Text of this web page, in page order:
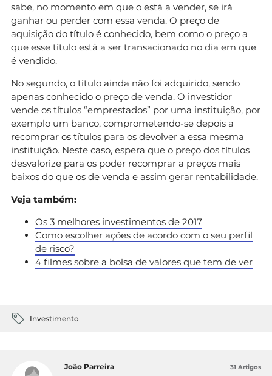
sabe, no momento em que o está a vender, se irá
ganhar ou perder com essa venda. O preço de
aquisição do título é conhecido, bem como o preço a
que esse título está a ser transacionado no dia em que
é vendido.
No segundo, o título ainda não foi adquirido, sendo
apenas conhecido o preço de venda. O investidor
vende os títulos “emprestados” por uma instituição, por
exemplo um banco, comprometendo-se depois a
recomprar os títulos para os devolver a essa mesma
instituição. Neste caso, espera que o preço dos títulos
desvalorize para os poder recomprar a preços mais
baixos do que os de venda e assim gerar rentabilidade.
Veja também:
Os 3 melhores investimentos de 2017
Como escolher ações de acordo com o seu perfil
de risco?
4 filmes sobre a bolsa de valores que tem de ver
Investimento
João Parreira 31 Artigos